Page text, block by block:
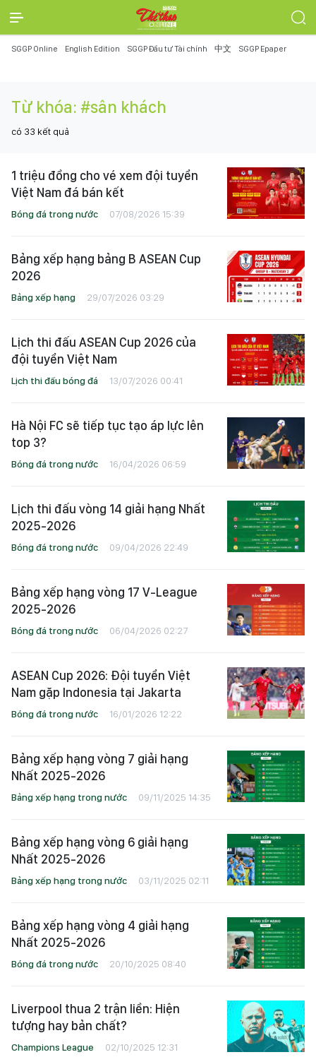
SGGP Online English Edition SGGP Đầu tư Tài chính 中文 SGGP Epaper
Từ khóa: #sân khách
có 33 kết quả
1 triệu đồng cho vé xem đội tuyển
Việt Nam đá bán kết
Bóng đá trong nước 07/08/2026 15:39
Bảng xếp hạng bảng B ASEAN Cup
2026
Bảng xếp hạng 29/07/2026 03:29
Lịch thi đấu ASEAN Cup 2026 của
đội tuyển Việt Nam
Lịch thi đấu bóng đá 13/07/2026 00:41
Hà Nội FC sẽ tiếp tục tạo áp lực lên
top 3?
Bóng đá trong nước 16/04/2026 06:59
Lịch thi đấu vòng 14 giải hạng Nhất
2025-2026
Bóng đá trong nước 09/04/2026 22:49
Bảng xếp hạng vòng 17 V-League
2025-2026
Bóng đá trong nước 06/04/2026 02:27
ASEAN Cup 2026: Đội tuyển Việt
Nam gặp Indonesia tại Jakarta
Bóng đá trong nước 16/01/2026 12:22
Bảng xếp hạng vòng 7 giải hạng
Nhất 2025-2026
Bảng xếp hạng trong nước 09/11/2025 14:35
Bảng xếp hạng vòng 6 giải hạng
Nhất 2025-2026
Bảng xếp hạng trong nước 03/11/2025 02:11
Bảng xếp hạng vòng 4 giải hạng
Nhất 2025-2026
Bóng đá trong nước 20/10/2025 08:40
Liverpool thua 2 trận liền: Hiện
tượng hay bản chất?
Champions League 02/10/2025 12:31